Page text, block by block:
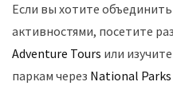
Если вы хотите
активностями, посетите
Adventure Tours или
паркам через National